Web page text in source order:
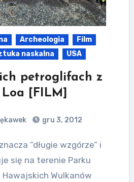
Archeologia
Film
naskalna USA
petroglifach z
Loa [FILM]
gru 3, 2012
“długie wzgórze” i
się na terenie Parku
Wulkanów